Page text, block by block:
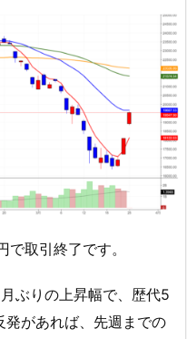
取引終了です。
ぶりの上昇幅で、歴代5
があれば、先週までの